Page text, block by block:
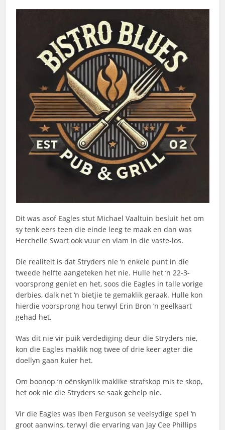
Dit was asof Eagles stut Michael Vaaltuin besluit het om
sy tenk eers teen die einde leeg te maak en dan was
Herchelle Swart ook vuur en vlam in die vaste-los.
Die realiteit is dat Stryders nie ‘n enkele punt in die
tweede helfte aangeteken het nie. Hulle het ‘n 22-3-
voorsprong geniet en het, soos die Eagles in talle vorige
derbies, dalk net ‘n bietjie te gemaklik geraak. Hulle kon
hierdie voorsprong hou terwyl Erin Bron ‘n geelkaart
gehad het.
Was dit nie vir puik verdediging deur die Stryders nie,
kon die Eagles maklik nog twee of drie keer agter die
doellyn gaan kuier het.
Om boonop ‘n oënskynlik maklike strafskop mis te skop,
het ook nie die Stryders se saak gehelp nie.
Vir die Eagles was Iben Ferguson se veelsydige spel ‘n
groot aanwins, terwyl die ervaring van Jay Cee Phillips